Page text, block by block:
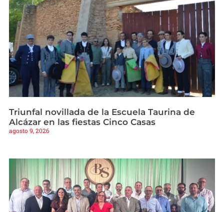
Triunfal novillada de la Escuela Taurina de
Alcázar en las fiestas Cinco Casas
agosto 9, 2026